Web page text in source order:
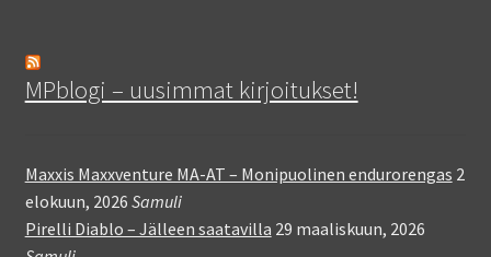
MPblogi – uusimmat kirjoitukset!
Maxxis Maxxventure MA-AT – Monipuolinen endurorengas 2
elokuun, 2026 Samuli
Pirelli Diablo – Jälleen saatavilla 29 maaliskuun, 2026